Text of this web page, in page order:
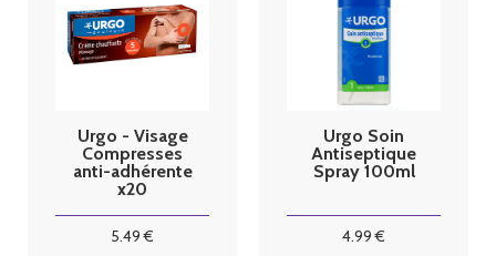
Urgo - Visage
Compresses
anti-adhérente
x20
5.49 €
Urgo Soin
Antiseptique
Spray 100ml
4.99 €